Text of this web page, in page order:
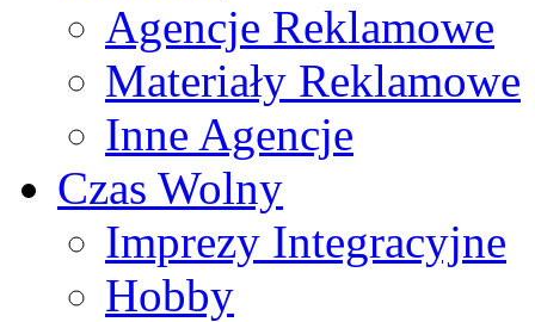
Agencje Reklamowe
Materiały Reklamowe
Inne Agencje
Czas Wolny
Imprezy Integracyjne
Hobby